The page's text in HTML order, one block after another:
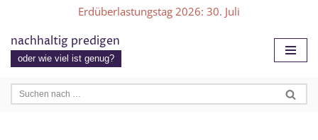
Zum
Inhalt
Erdüberlastungstag 2026: 30. Juli
nachhaltig predigen
oder wie viel ist genug?